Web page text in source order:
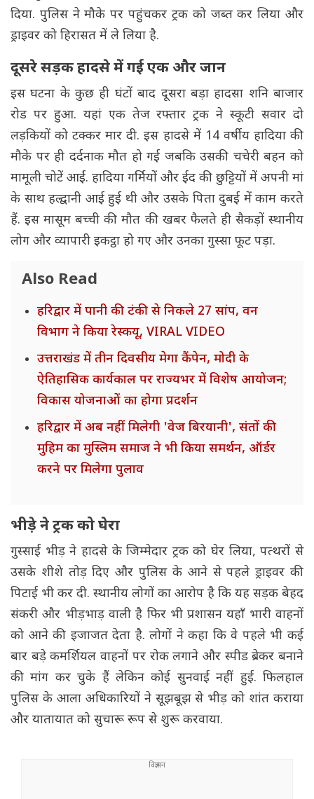
दिया. पुलिस ने मौके पर पहुंचकर ट्रक को जब्त कर लिया और
ड्राइवर को हिरासत में ले लिया है.
दूसरे सड़क हादसे में गई एक और जान
इस घटना के कुछ ही घंटों बाद दूसरा बड़ा हादसा शनि बाजार
रोड पर हुआ. यहां एक तेज रफ्तार ट्रक ने स्कूटी सवार दो
लड़कियों को टक्कर मार दी. इस हादसे में 14 वर्षीय हादिया की
मौके पर ही दर्दनाक मौत हो गई जबकि उसकी चचेरी बहन को
मामूली चोटें आईं. हादिया गर्मियों और ईद की छुट्टियों में अपनी मां
के साथ हल्द्वानी आई हुई थी और उसके पिता दुबई में काम करते
हैं. इस मासूम बच्ची की मौत की खबर फैलते ही सैकड़ों स्थानीय
लोग और व्यापारी इकट्ठा हो गए और उनका गुस्सा फूट पड़ा.
Also Read
हरिद्वार में पानी की टंकी से निकले 27 सांप, वन
विभाग ने किया रेस्कयू, VIRAL VIDEO
उत्तराखंड में तीन दिवसीय मेगा कैंपेन, मोदी के
ऐतिहासिक कार्यकाल पर राज्यभर में विशेष आयोजन;
विकास योजनाओं का होगा प्रदर्शन
हरिद्वार में अब नहीं मिलेगी 'वेज बिरयानी', संतों की
मुहिम का मुस्लिम समाज ने भी किया समर्थन, ऑर्डर
करने पर मिलेगा पुलाव
भीड़े ने ट्रक को घेरा
गुस्साई भीड़ ने हादसे के जिम्मेदार ट्रक को घेर लिया, पत्थरों से
उसके शीशे तोड़ दिए और पुलिस के आने से पहले ड्राइवर की
पिटाई भी कर दी. स्थानीय लोगों का आरोप है कि यह सड़क बेहद
संकरी और भीड़भाड़ वाली है फिर भी प्रशासन यहाँ भारी वाहनों
को आने की इजाजत देता है. लोगों ने कहा कि वे पहले भी कई
बार बड़े कमर्शियल वाहनों पर रोक लगाने और स्पीड ब्रेकर बनाने
की मांग कर चुके हैं लेकिन कोई सुनवाई नहीं हुई. फिलहाल
पुलिस के आला अधिकारियों ने सूझबूझ से भीड़ को शांत कराया
और यातायात को सुचारू रूप से शुरू करवाया.